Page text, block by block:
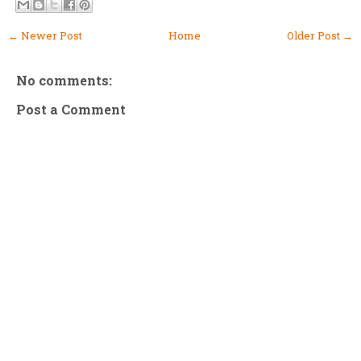
← Newer Post Older Post →
Home
No comments:
Post a Comment